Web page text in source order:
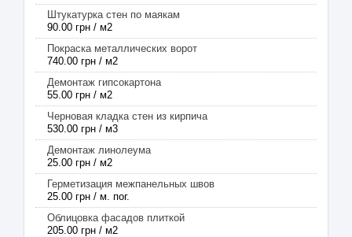
Штукатурка стен по маякам
90.00 грн / м2
Покраска металлических ворот
740.00 грн / м2
Демонтаж гипсокартона
55.00 грн / м2
Черновая кладка стен из кирпича
530.00 грн / м3
Демонтаж линолеума
25.00 грн / м2
Герметизация межпанельных швов
25.00 грн / м. пог.
Облицовка фасадов плиткой
205.00 грн / м2